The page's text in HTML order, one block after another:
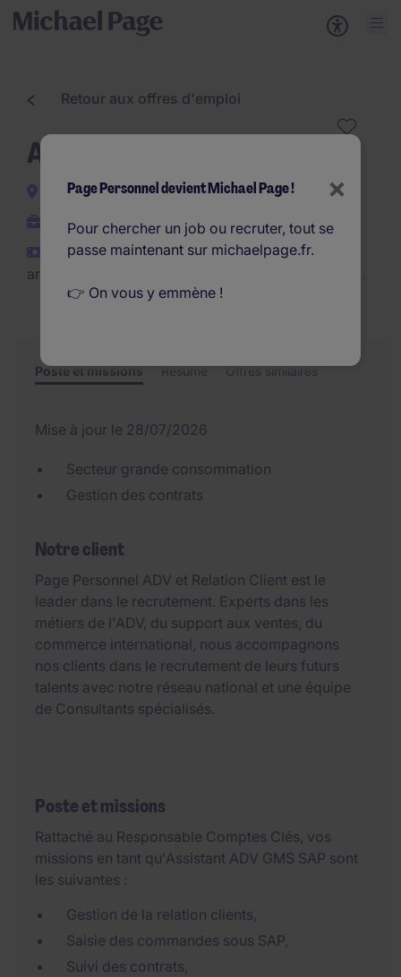
Retour aux offres d'emploi
Assistant ADV (F/H)
Puteaux
Interim
€35.000 - €38.000 par
an
Poste et missions Résumé Offres similaires
Mise à jour le 28/07/2026
Secteur grande consommation
Gestion des contrats
Notre client
Page Personnel ADV et Relation Client est le
leader dans le recrutement. Experts dans les
métiers de l'ADV, du support aux ventes, du
commerce international, nous accompagnons
nos clients dans le recrutement de leurs futurs
talents avec notre réseau national et une équipe
de Consultants spécialisés.
Poste et missions
Rattaché au Responsable Comptes Clés, vos
missions en tant qu'Assistant ADV GMS SAP sont
les suivantes :
Gestion de la relation clients,
Saisie des commandes sous SAP,
Suivi des contrats,
×
Page Personnel devient Michael Page !
Pour chercher un job ou recruter, tout se
passe maintenant sur michaelpage.fr.
👉 On vous y emmène !